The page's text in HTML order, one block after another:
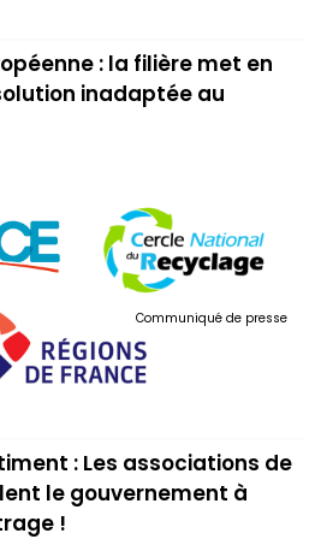
: la filière met en
inadaptée au
Communiqué de presse
: Les associations de
le gouvernement à
!